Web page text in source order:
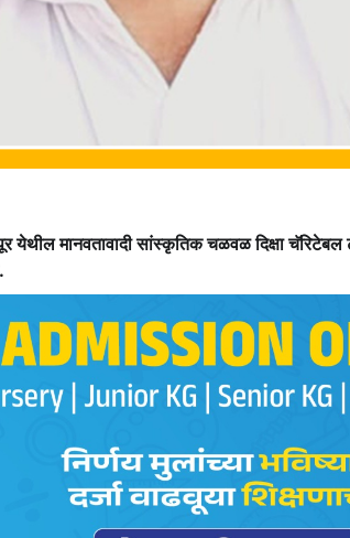
मानवतावादी सांस्कृतिक चळवळ दिक्षा चॅरिटेबल